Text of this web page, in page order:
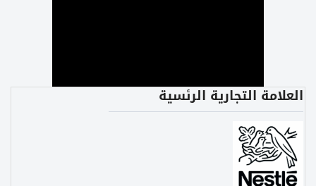
العلامة التجارية الرئسية